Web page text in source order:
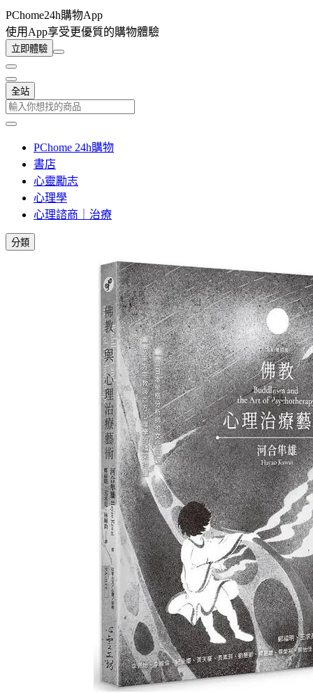
PChome24h購物App
使用App享受更優質的購物體驗
立即體驗
全站
PChome 24h購物
書店
心靈勵志
心理學
心理諮商｜治療
分類